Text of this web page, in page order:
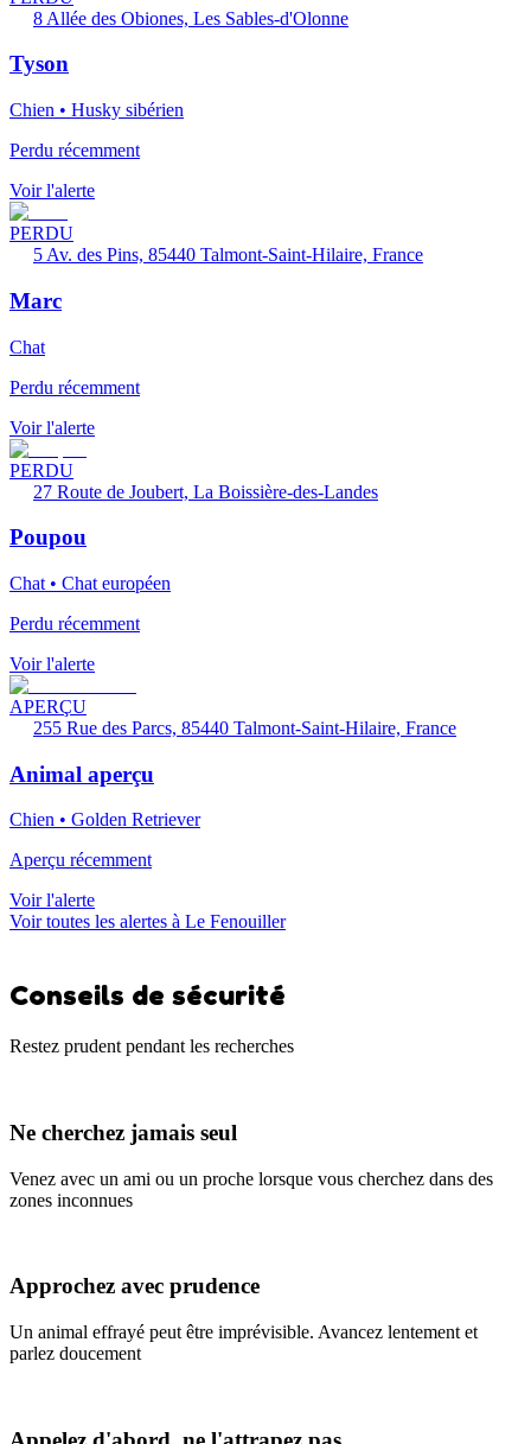
8 Allée des Obiones, Les Sables-d'Olonne
Tyson
Chien • Husky sibérien
Perdu récemment
Voir l'alerte
PERDU
5 Av. des Pins, 85440 Talmont-Saint-Hilaire, France
Marc
Chat
Perdu récemment
Voir l'alerte
PERDU
27 Route de Joubert, La Boissière-des-Landes
Poupou
Chat • Chat européen
Perdu récemment
Voir l'alerte
APERÇU
255 Rue des Parcs, 85440 Talmont-Saint-Hilaire, France
Animal aperçu
Chien • Golden Retriever
Aperçu récemment
Voir l'alerte
Voir toutes les alertes à Le Fenouiller
Conseils de sécurité
Restez prudent pendant les recherches
Ne cherchez jamais seul
Venez avec un ami ou un proche lorsque vous cherchez dans des
zones inconnues
Approchez avec prudence
Un animal effrayé peut être imprévisible. Avancez lentement et
parlez doucement